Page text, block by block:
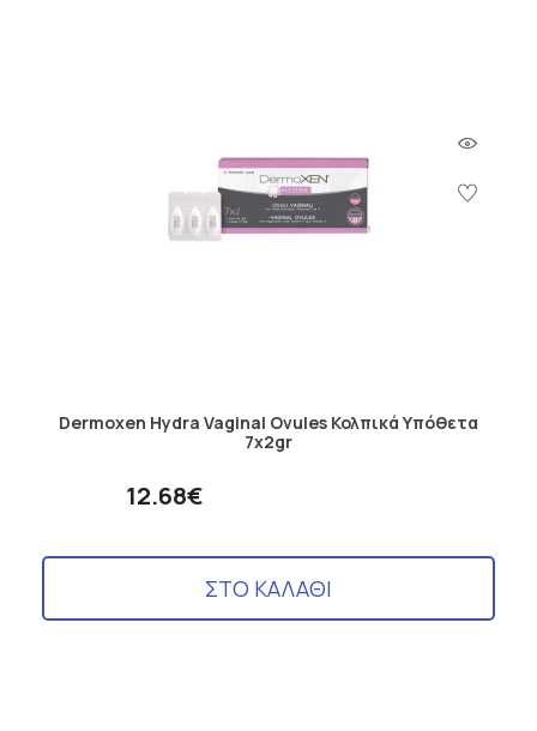
Dermoxen Hydra Vaginal Ovules Κολπικά Υπόθετα
7x2gr
12.68€
ΣΤΟ ΚΑΛΑΘΙ